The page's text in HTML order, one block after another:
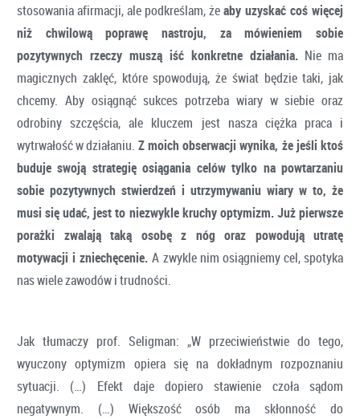
stosowania afirmacji, ale podkreślam, żeaby uzyskać coś więcej
niż chwilową poprawę nastroju, za mówieniem sobie
pozytywnych rzeczy muszą iść konkretne działania. Nie ma
magicznych zaklęć, które spowodują, że świat będzie taki, jak
chcemy. Aby osiągnąć sukces potrzeba wiary w siebie oraz
odrobiny szczęścia, ale kluczem jest nasza ciężka praca i
wytrwałość w działaniu. Z moich obserwacji wynika, że jeśli ktoś
buduje swoją strategię osiągania celów tylko na powtarzaniu
sobie pozytywnych stwierdzeń i utrzymywaniu wiary w to, że
musi się udać, jest to niezwykle kruchy optymizm. Już pierwsze
porażki zwalają taką osobę z nóg oraz powodują utratę
motywacji i zniechęcenie.A zwykle nim osiągniemy cel, spotyka
nas wiele zawodów i trudności.
Jak tłumaczy prof. Seligman: „W przeciwieństwie do tego,
wyuczony optymizm opiera się na dokładnym rozpoznaniu
sytuacji. (…) Efekt daje dopiero stawienie czoła sądom
negatywnym. (…) Większość osób ma skłonność do